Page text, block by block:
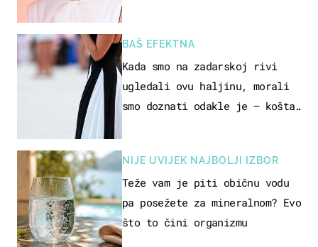
BAŠ EFEKTNA
Kada smo na zadarskoj rivi
ugledali ovu haljinu, morali
smo doznati odakle je – košta
NIJE UVIJEK NAJBOLJI IZBOR
Teže vam je piti običnu vodu
pa posežete za mineralnom? Evo
što to čini organizmu